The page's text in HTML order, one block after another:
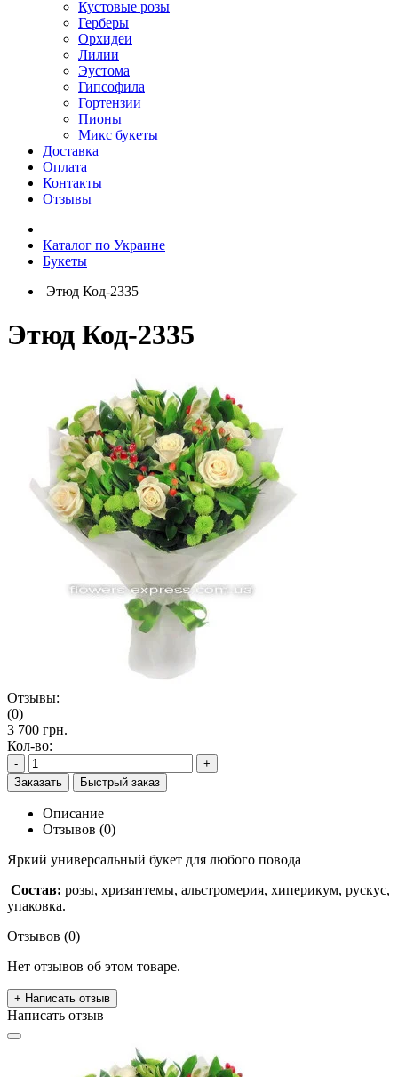
Кустовые розы
Герберы
Орхидеи
Лилии
Эустома
Гипсофила
Гортензии
Пионы
Микс букеты
Доставка
Оплата
Контакты
Отзывы
Каталог по Украине
Букеты
Этюд Код-2335
Этюд Код-2335
Отзывы:
(0)
3 700 грн.
Кол-во:
-
+
Заказать
Быстрый заказ
Описание
Отзывов (0)
Яркий универсальный букет для любого повода
Состав: розы, хризантемы, альстромерия, хиперикум, рускус,
упаковка.
Отзывов (0)
Нет отзывов об этом товаре.
+ Написать отзыв
Написать отзыв